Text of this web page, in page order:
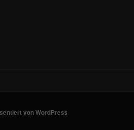
von WordPress